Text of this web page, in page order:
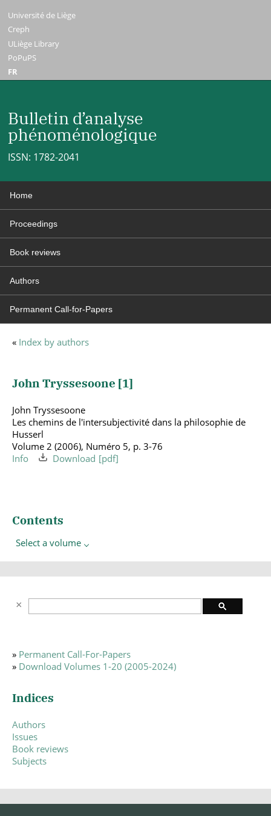
Université de Liège
Creph
ULiège Library
PoPuPS
FR
Bulletin d’analyse
phénoménologique
ISSN: 1782-2041
Home
Proceedings
Book reviews
Authors
Permanent Call-for-Papers
« Index by authors
John Tryssesoone [1]
John Tryssesoone
Les chemins de l'intersubjectivité dans la philosophie de
Husserl
Volume 2 (2006), Numéro 5, p. 3-76
Info
Download
Contents
Select a volume
» Permanent Call-For-Papers
» Download Volumes 1-20 (2005-2024)
Indices
Authors
Issues
Book reviews
Subjects